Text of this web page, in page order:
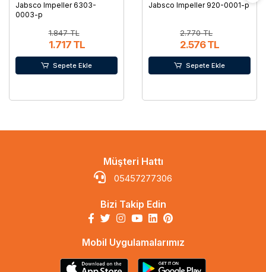
Jabsco Impeller 6303-
0003-p
1.847 TL
1.717 TL
Sepete Ekle
Jabsco Impeller 920-0001-p
2.770 TL
2.576 TL
Sepete Ekle
Müşteri Hattı
05457277306
Bizi Takip Edin
Mobil Uygulamalarımız